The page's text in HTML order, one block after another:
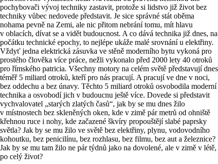
pochybovači vývoj techniky zastavit, protože si lidstvo již život bez
techniky vůbec nedovede představit. Je sice správné stát oběma
nohama pevně na Zemi, ale nic přitom nebrání tomu, mít hlavu
v oblacích, dívat se a vidět budoucnost. A co dává technika již dnes, na
počátku technické epochy, to nejlépe ukáže malé srovnání u elektřiny.
Vždyť jedna elektrická zásuvka ve stěně moderního bytu vykoná pro
prostého člověka více práce, nežli vykonalo před 2000 lety 40 otroků
pro římského patricia. Všechny motory na celém světě představují dnes
téměř 5 miliard otroků, kteří pro nás pracují. A pracují ve dne v noci,
bez oddechu a bez únavy. Těchto 5 miliard otroků osvobodila moderní
technika a osvobodí jich v budoucnu ještě více. Dovede si představit
vychvalovatel „starých zlatých časů“, jak by se mu dnes žilo
v místnostech bez skleněných oken, kde v zimě pár metrů od ohniště
křehnou ruce i nohy, kde začazené škvíry propouštějí slabé paprsky
světla? Jak by se mu žilo ve světě bez elektřiny, plynu, vodovodního
kohoutku, bez penicilínu, bez rozhlasu, bez filmu, bez aut a železnice?
Jak by se mu tam žilo ne pár týdnů jako na dovolené, ale v zimě v létě,
po celý život?